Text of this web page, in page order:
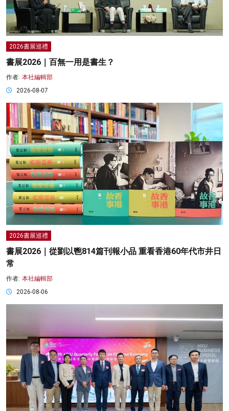
2026書展巡禮
書展2026｜百無一用是書生？
作者: 本社編輯部
2026-08-07
2026書展巡禮
書展2026｜從劉以鬯814篇刊報小品 重看香港60年代市井日
常
作者: 本社編輯部
2026-08-06